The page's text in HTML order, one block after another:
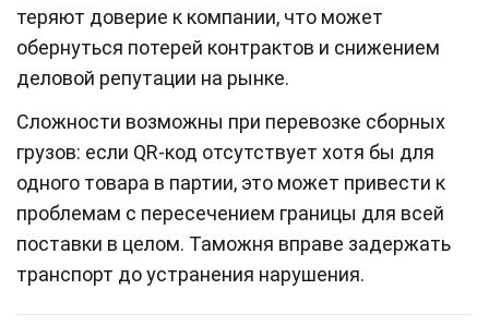
теряют доверие к компании, что может
обернуться потерей контрактов и снижением
деловой репутации на рынке.
Сложности возможны при перевозке сборных
грузов: если QR‑код отсутствует хотя бы для
одного товара в партии, это может привести к
проблемам с пересечением границы для всей
поставки в целом. Таможня вправе задержать
транспорт до устранения нарушения.